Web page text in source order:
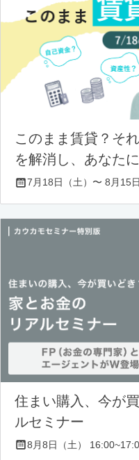
このまま賃貸？そ
を解消し、あなた
7月18日（土）〜 8月15
住まい購入、今が
ルセミナー
8月8日（土）